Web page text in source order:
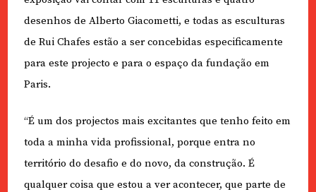
desenhos de Alberto Giacometti, e todas as esculturas
de Rui Chafes estão a ser concebidas especificamente
para este projecto e para o espaço da fundação em
Paris.
“É um dos projectos mais excitantes que tenho feito em
toda a minha vida profissional, porque entra no
território do desafio e do novo, da construção. É
qualquer coisa que estou a ver acontecer, que parte de